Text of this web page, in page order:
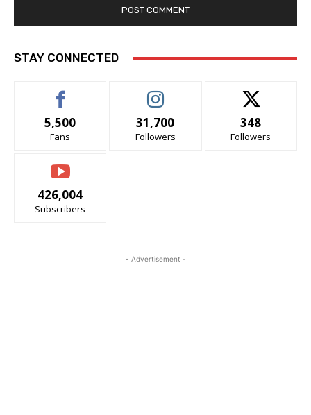
STAY CONNECTED
5,500
Fans
31,700
Followers
348
Followers
426,004
Subscribers
- Advertisement -